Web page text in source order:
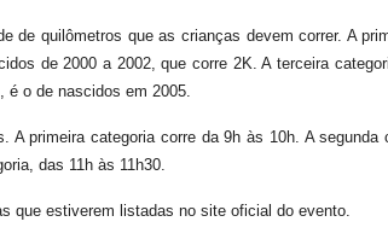
de quilômetros que as crianças devem correr. A
de 2000 a 2002, que corre 2K. A terceira
é o de nascidos em 2005.
primeira categoria corre da 9h às 10h. A segunda
das 11h às 11h30.
que estiverem listadas no site oficial do evento.